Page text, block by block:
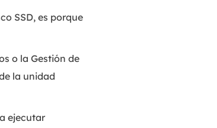
SSD, es porque
o la Gestión de
la unidad
ejecutar